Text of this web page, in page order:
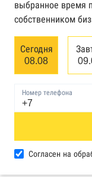
Единый
банкротстве
банкротстве
Реестр
Роспатента
выбранное время
собственником
Сегодня
08.08
Номер телефона
Согласен на